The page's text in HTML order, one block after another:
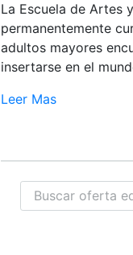
La Escuela de Artes
permanentemente
adultos mayores
insertarse en el
Leer Mas